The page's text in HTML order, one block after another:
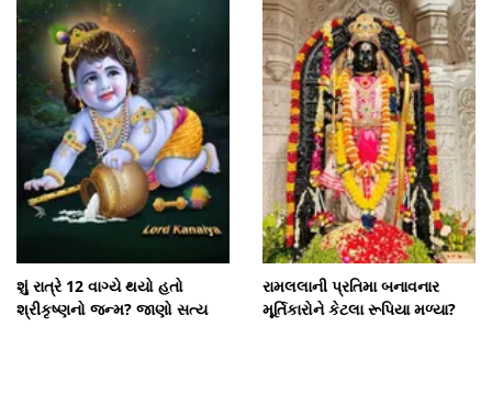
શું રાત્રે 12 વાગ્યે થયો હતો
શ્રીકૃષ્ણનો જન્મ? જાણો સત્ય
રામલલાની પ્રતિમા બનાવનાર
મૂર્તિકારોને કેટલા રૂપિયા મળ્યા?